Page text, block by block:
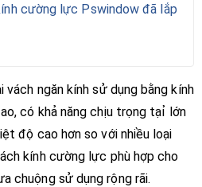
cường lực Pswindow đã lắp
ngăn kính sử dụng bằng kính
có khả năng chịu trọng tạỉ lớn
độ cao hơn so với nhiều loại
kính cường lực phù hợp cho
chuộng sử dụng rộng rãi.